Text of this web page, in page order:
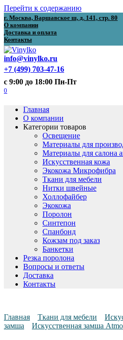
Перейти к содержанию
г. Москва, Варшавское ш, д. 141, стр. 80
О компании
Доставка и оплата
Контакты
info@vinylko.ru
+7 (499) 703-47-16
с 9:00 до 18:00 Пн-Пт
0
Главная
О компании
Категории товаров
Освещение
Материалы для
Материалы для салона
Искусственная кожа
Экокожа Микрофибра
Ткани для мебели
Нитки швейные
Холлофайбер
Экокожа
Поролон
Синтепон
Спанбонд
Кожзам под заказ
Банкетки
Резка поролона
Вопросы и ответы
Доставка
Контакты
Главная Ткани для мебели
замша
Искусственная замша